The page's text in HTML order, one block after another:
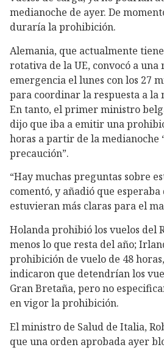
medianoche de ayer. De
duraría la prohibición.
Alemania, que actualmente
rotativa de la UE, convocó a una
emergencia el lunes con los 27
para coordinar la respuesta a la
En tanto, el primer ministro
dijo que iba a emitir una
horas a partir de la medianoche
precaución”.
“Hay muchas preguntas sobre
comentó, y añadió que esperaba
estuvieran más claras para el
Holanda prohibió los vuelos del
menos lo que resta del año;
prohibición de vuelo de 48
indicaron que detendrían los
Gran Bretaña, pero no
en vigor la prohibición.
El ministro de Salud de Italia,
que una orden aprobada ayer